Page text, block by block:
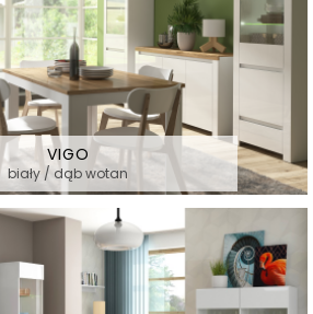
VIGO
biały / dąb wotan